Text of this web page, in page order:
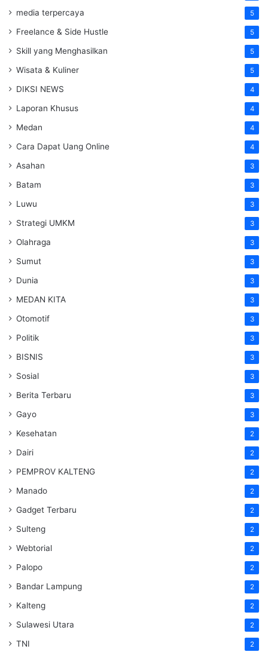
media terpercaya 5
Freelance & Side Hustle 5
Skill yang Menghasilkan 5
Wisata & Kuliner 5
DIKSI NEWS 4
Laporan Khusus 4
Medan 4
Cara Dapat Uang Online 4
Asahan 3
Batam 3
Luwu 3
Strategi UMKM 3
Olahraga 3
Sumut 3
Dunia 3
MEDAN KITA 3
Otomotif 3
Politik 3
BISNIS 3
Sosial 3
Berita Terbaru 3
Gayo 3
Kesehatan 2
Dairi 2
PEMPROV KALTENG 2
Manado 2
Gadget Terbaru 2
Sulteng 2
Webtorial 2
Palopo 2
Bandar Lampung 2
Kalteng 2
Sulawesi Utara 2
TNI 2